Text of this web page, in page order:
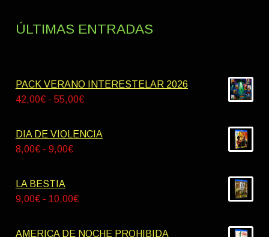
ÚLTIMAS ENTRADAS
PACK VERANO INTERESTELAR 2026
42,00€ - 55,00€Rango
precios:
DIA DE VIOLENCIA
8,00€ - 9,00€Rango
desde
LA BESTIA
9,00€ - 10,00€Rango
precios:
AMERICA DE NOCHE PROHIBIDA